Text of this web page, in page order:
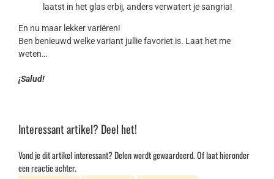
laatst in het glas erbij, anders verwatert je sangria!
En nu maar lekker variëren!
Ben benieuwd welke variant jullie favoriet is. Laat het me
weten…
¡Salud!
Interessant artikel? Deel het!
Vond je dit artikel interessant? Delen wordt gewaardeerd. Of laat hieronder
een reactie achter.